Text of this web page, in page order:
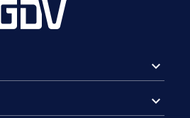
expand_more
expand_more